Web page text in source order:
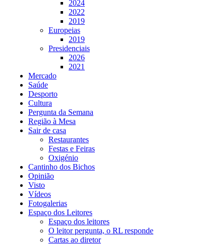
2024
2022
2019
Europeias
2019
Presidenciais
2026
2021
Mercado
Saúde
Desporto
Cultura
Pergunta da Semana
Região à Mesa
Sair de casa
Restaurantes
Festas e Feiras
Oxigénio
Cantinho dos Bichos
Opinião
Visto
Vídeos
Fotogalerias
Espaço dos Leitores
Espaço dos leitores
O leitor pergunta, o RL responde
Cartas ao diretor